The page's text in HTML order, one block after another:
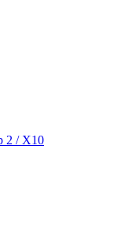
2 / X10